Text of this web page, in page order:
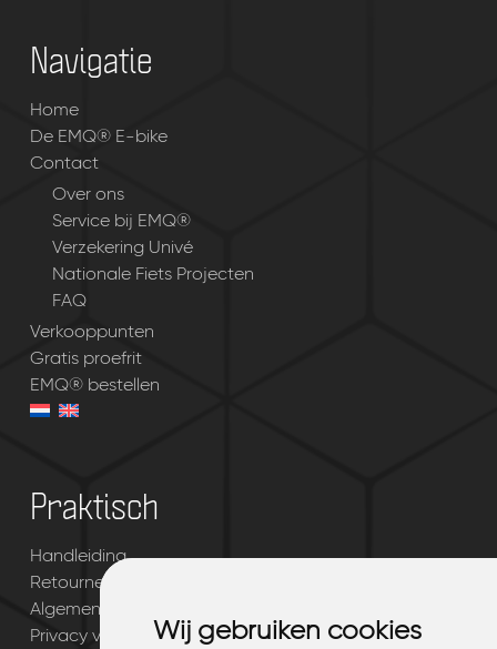
Wij gebruiken cookies
Wij gebruiken cookies
Navigatie
Home
De EMQ® E-bike
Contact
Over ons
Service bij EMQ®
Verzekering Univé
Nationale Fiets Projecten
FAQ
Verkooppunten
Gratis proefrit
EMQ® bestellen
Praktisch
Handleiding
Retourneren & garantie
Algemene voorwaarden
Privacy verklaring